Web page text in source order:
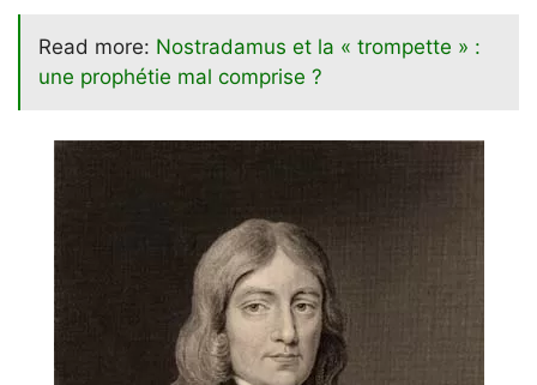
Read more: Nostradamus et la « trompette » :
une prophétie mal comprise ?